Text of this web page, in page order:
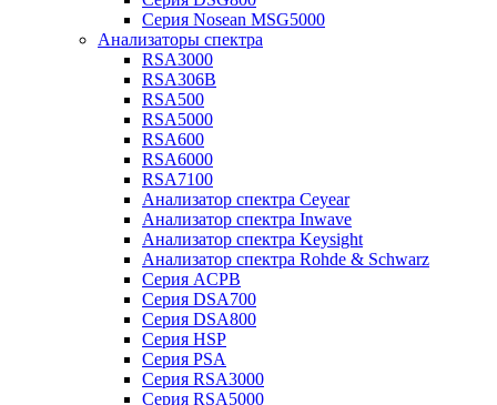
Серия Nosean MSG5000
Анализаторы спектра
RSA3000
RSA306B
RSA500
RSA5000
RSA600
RSA6000
RSA7100
Анализатор спектра Ceyear
Анализатор спектра Inwave
Анализатор спектра Keysight
Анализатор спектра Rohde & Schwarz
Серия ACPB
Серия DSA700
Серия DSA800
Серия HSP
Серия PSA
Серия RSA3000
Серия RSA5000